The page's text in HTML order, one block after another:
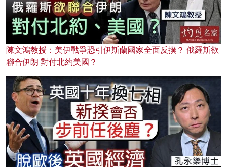
陳文鴻教授：美伊戰爭恐引伊斯蘭國家全面反撲？ 俄羅斯欲
聯合伊朗 對付北約美國？